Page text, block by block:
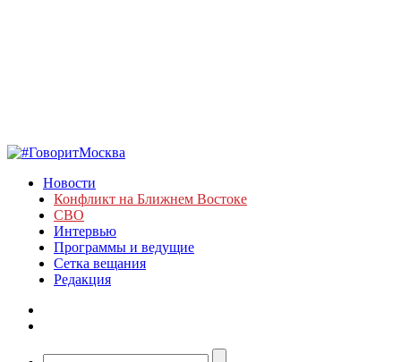
Новости
Конфликт на Ближнем Востоке
СВО
Интервью
Программы и ведущие
Сетка вещания
Редакция